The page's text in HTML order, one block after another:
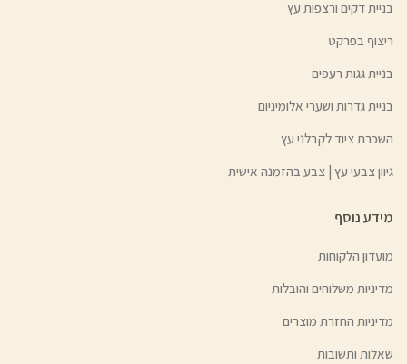
בניית דקים ורצפות עץ
ריצוף בפרקט
בניית גגות רעפים
בניית גדרות ושערי אלומיניום
השכרת ציוד לקבלני עץ
גיוון צבעי עץ | צבע בהזמנה אישית
מידע נוסף
מועדון הלקוחות
מדיניות משלוחים והובלות
מדיניות החזרת מוצרים
שאלות ותשובות